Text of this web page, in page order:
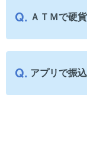
ＡＴＭで硬
アプリで振